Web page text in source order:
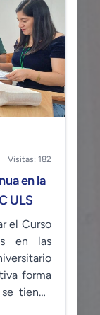
Visitas: 182
en la
ULS
el Curso
en las
forma
tienen